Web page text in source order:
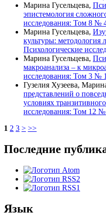
Марина Гусельцева,
эпистемология
исследования: Том 8 №
Марина Гусельцева,
культуры: методология
Психологические
Марина Гусельцева,
макроанализа – к
исследования: Том 3 №
Гузелия Хузеева,
представлений о
условиях
исследования: Том 12
1 2 3 > >>
Последние
Язык